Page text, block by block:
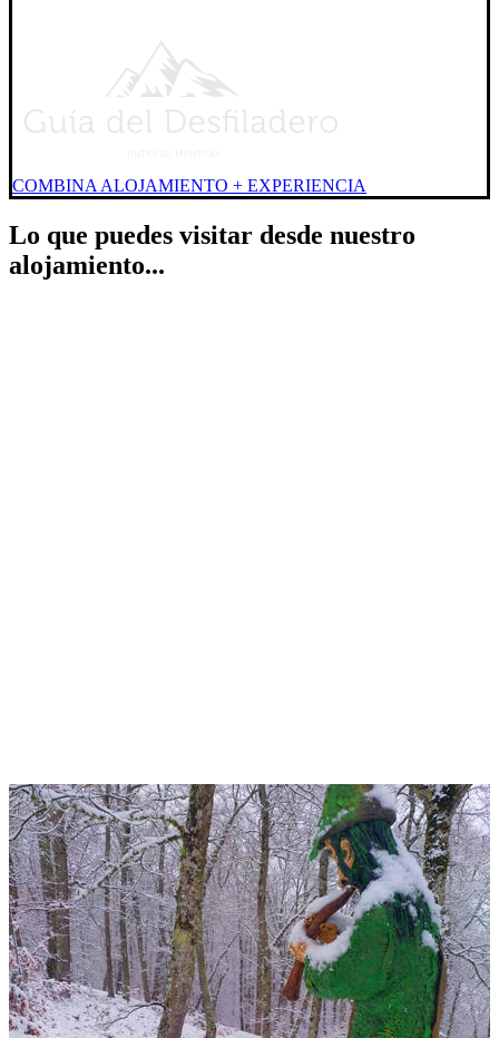
COMBINA ALOJAMIENTO + EXPERIENCIA
Lo que puedes visitar desde nuestro
alojamiento...